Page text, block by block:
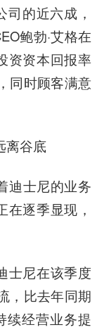
的近六成，
鲍勃·艾格在
资资本回报率
同时顾客满意
离谷底
迪士尼的业务
逐季显现，
士尼在该季度
，比去年同期
续经营业务提